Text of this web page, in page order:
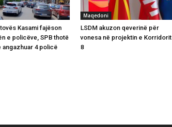
Kasami fajëson
e policëve, SPB thotë
angazhuar 4 policë
Maqedoni
LSDM akuzon qeverinë për
vonesa në projektin e Korridorit
8